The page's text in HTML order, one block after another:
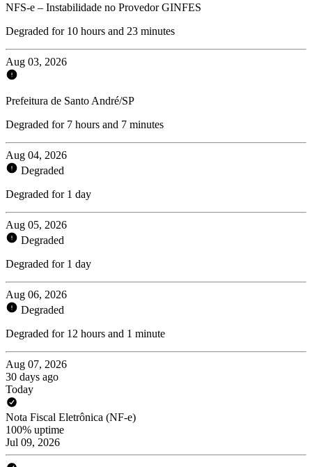
NFS-e – Instabilidade no Provedor GINFES
Degraded for 10 hours and 23 minutes
Aug 03, 2026
Prefeitura de Santo André/SP
Degraded for 7 hours and 7 minutes
Aug 04, 2026
Degraded
Degraded for 1 day
Aug 05, 2026
Degraded
Degraded for 1 day
Aug 06, 2026
Degraded
Degraded for 12 hours and 1 minute
Aug 07, 2026
30 days ago
Today
Nota Fiscal Eletrônica (NF-e)
100% uptime
Jul 09, 2026